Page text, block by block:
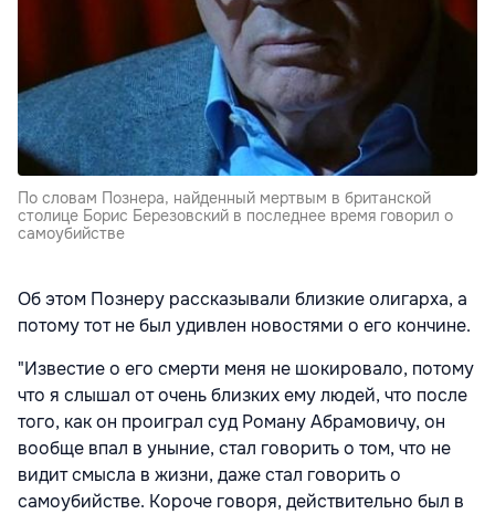
По словам Познера, найденный мертвым в британской
столице Борис Березовский в последнее время говорил о
самоубийстве
Об этом Познеру рассказывали близкие олигарха, а
потому тот не был удивлен новостями о его кончине.
"Известие о его смерти меня не шокировало, потому
что я слышал от очень близких ему людей, что после
того, как он проиграл суд Роману Абрамовичу, он
вообще впал в уныние, стал говорить о том, что не
видит смысла в жизни, даже стал говорить о
самоубийстве. Короче говоря, действительно был в